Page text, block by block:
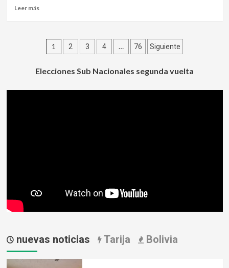
Leer másLeer
Tarija
el
Paginación
1 2 3 4 … 76 Siguiente
Elecciones Sub Nacionales segunda vuelta
nuevas noticias Tarija Bolivia